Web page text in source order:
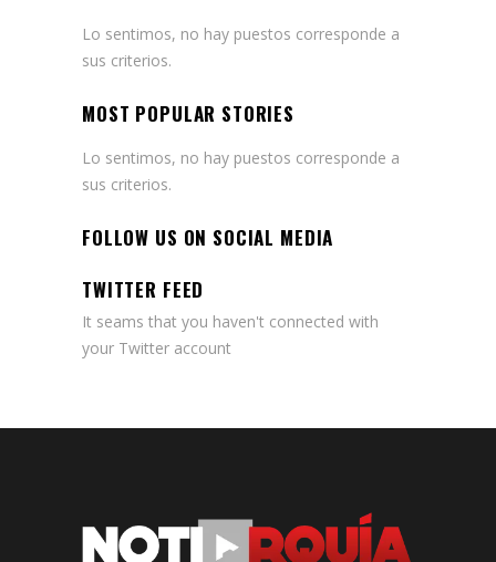
Lo sentimos, no hay puestos corresponde a
sus criterios.
MOST POPULAR STORIES
Lo sentimos, no hay puestos corresponde a
sus criterios.
FOLLOW US ON SOCIAL MEDIA
TWITTER FEED
It seams that you haven't connected with
your Twitter account